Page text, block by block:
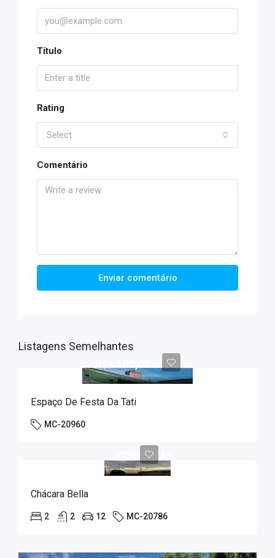
Título
Rating
Select
Comentário
Enviar comentário
Listagens Semelhantes
Espaço De Festa Da Tati
MC-20960
COMBINAR
Chácara Bella
2 2 12 MC-20786